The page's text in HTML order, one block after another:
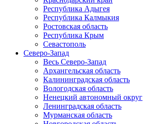
Республика Адыгея
Республика Калмыкия
Ростовская область
Республика Крым
Севастополь
Северо-Запад
Весь Северо-Запад
Архангельская область
Калининградская область
Вологодская область
Ненецкий автономный округ
Ленинградская область
Мурманская область